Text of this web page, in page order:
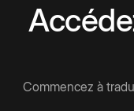
Commencez à